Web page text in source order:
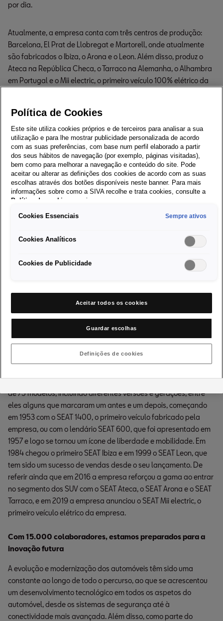
por dia.
Atualmente, a empresa conta com três centros de produção:
Barcelona, El Prat de Llobregat e Martorell, onde atualmente
são fabricados o Ibiza, o Arona e o Leon. Além disso, produz o
Ateca na República Checa, o Tarraco na Alemanha, o Alhambra
em Portugal e o Mii electric, o primeiro veículo 100% elétrico da
estrangeiro em 1965, tendo a Colômbia como destino, a SEAT
estabeleceu-se como o principal exportador industrial
espanhol, representando quase 3% do total das exportações
da economia espanhola. Atualmente, os veículos da SEAT
chegam a locais tão diversos como a Nova Zelândia, o México e
a Guiana Francesa.
exponencial, desde a conceção dos seus automóveis, passando
mesmo número de automóveis é produzido em três minutos,
década de 1950 para receber um 600, hoje, com o serviço
Fast
e recebê-lo em menos de 21 dias.
Uma vasta e
competitiva gama de
produtos
Ao longo de 70 anos, a empresa automobilística lançou um total
de 75 modelos, incluindo diferentes versões e gerações, entre
eles alguns que marcaram um antes e um depois, começando
em 1953 com o SEAT 1400, o primeiro veículo fabricado pela
empresa, ou com o lendário SEAT 600, que foi apresentado em
1957 e logo se tornou um ícone de liberdade e mobilidade. Em
1984 chegou o primeiro SEAT Ibiza e em 1999 o SEAT Leon, que
tem sido um sucesso de vendas desde o seu lançamento. De
referir ainda que em 2016 a empresa reforçou a gama ao entrar
no segmento dos SUV com o SEAT Ateca, o SEAT Arona e o SEAT
Tarraco, e em 2019 a empresa anunciou o SEAT Mii electric, o
primeiro veículo elétrico da empresa.
Com 15.000 colaboradores, estamos preparados para a
inovação futura
A evolução e modernização dos automóveis têm sido uma
constante ao longo de todo o percurso, ao que se acrescentou
um desenvolvimento tecnológico em todos os aspetos do
automóvel, desde os sistemas de segurança até à
conectividade mais avançada. Além disso, como parte do
Política de Cookies
Este site utiliza cookies próprios e de terceiros para analisar a sua
utilização e para lhe mostrar publicidade personalizada de acordo
com as suas preferências, com base num perfil elaborado a partir
dos seus hábitos de navegação (por exemplo, páginas visitadas),
bem como para melhorar a navegação e conteúdo do site. Pode
aceitar ou alterar as definições dos cookies de acordo com as suas
escolhas através dos botões disponíveis neste banner. Para mais
informações sobre como a SIVA recolhe e trata cookies, consulte a
Política de cookies
em vigor.
Cookies Essenciais Sempre ativos
Cookies Analíticos
Cookies de Publicidade
Aceitar todos os cookies
Guardar escolhas
Definições de cookies